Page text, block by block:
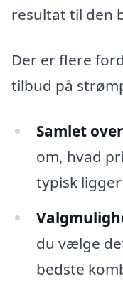
resultat til den
Der er flere
tilbud på
Samlet
om, hvad
typisk
du vælge
bedste